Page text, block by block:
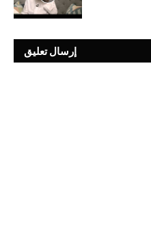
إرسال تعليق